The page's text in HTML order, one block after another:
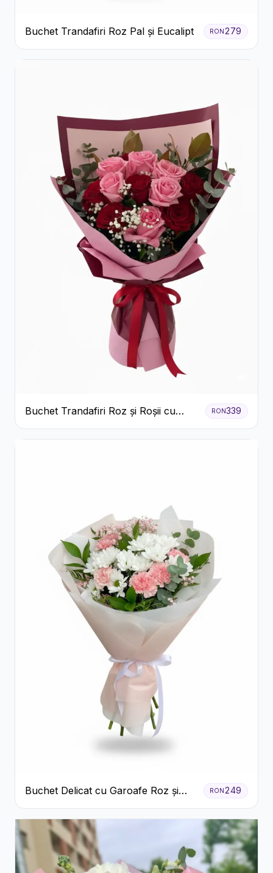
Buchet Trandafiri Roz Pal și Eucalipt RON279
Buchet Trandafiri Roz și Roșii cu
Eucalipt și Gypsophila
RON339
Buchet Delicat cu Garoafe Roz și
Crizanteme Albe
RON249